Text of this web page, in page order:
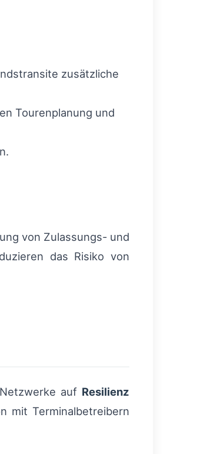
zusätzliche
Tourenplanung und
von Zulassungs- und
das Risiko von
auf Resilienz
mit Terminalbetreibern